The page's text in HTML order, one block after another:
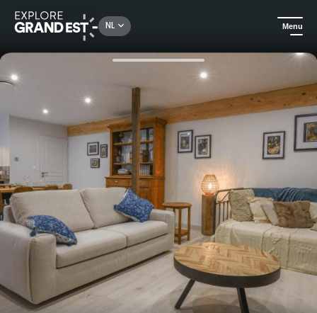
NL Menu
Kijk je ogen uit in de Grand Est Charmante gîte met privé wellnessruimte in Champagne